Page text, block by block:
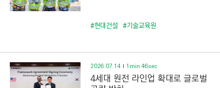
#현대건설 #기술교육원
2026.07.14 1min 46sec
4세대 원전 라인업 확대로 글로벌